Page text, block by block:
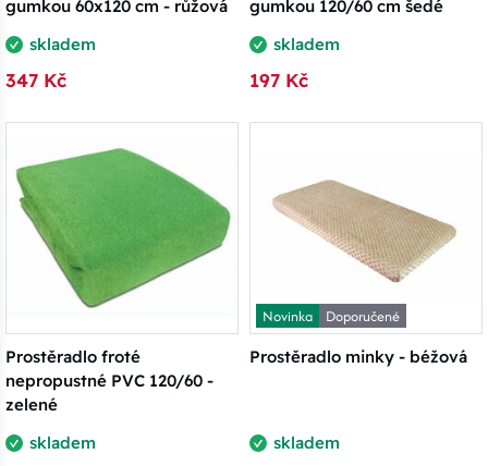
gumkou 60x120 cm - růžová
skladem
347 Kč
gumkou 120/60 cm šedé
skladem
197 Kč
Prostěradlo froté
nepropustné PVC 120/60 -
zelené
skladem
Novinka
Doporučené
Prostěradlo minky - béžová
skladem